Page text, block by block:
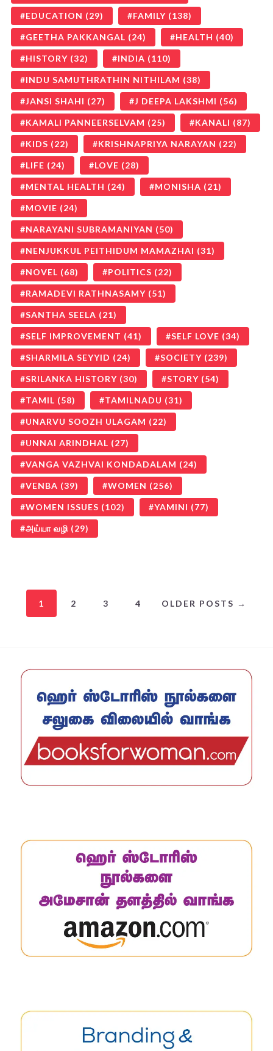
EDUCATION (29) FAMILY (138)
GEETHA PAKKANGAL (24) HEALTH (40)
HISTORY (32) INDIA (110)
INDU SAMUTHRATHIN NITHILAM (38)
JANSI SHAHI (27) J DEEPA LAKSHMI (56)
KAMALI PANNEERSELVAM (25) KANALI (87)
KIDS (22) KRISHNAPRIYA NARAYAN (22)
LIFE (24) LOVE (28)
MENTAL HEALTH (24) MONISHA (21)
MOVIE (24)
NARAYANI SUBRAMANIYAN (50)
NENJUKKUL PEITHIDUM MAMAZHAI (31)
NOVEL (68) POLITICS (22)
RAMADEVI RATHNASAMY (51)
SANTHA SEELA (21)
SELF IMPROVEMENT (41) SELF LOVE (34)
SHARMILA SEYYID (24) SOCIETY (239)
SRILANKA HISTORY (30) STORY (54)
TAMIL (58) TAMILNADU (31)
UNARVU SOOZH ULAGAM (22)
UNNAI ARINDHAL (27)
VANGA VAZHVAI KONDADALAM (24)
VENBA (39) WOMEN (256)
WOMEN ISSUES (102) YAMINI (77)
அய்யா வழி (29)
1 2 3 4 OLDER POSTS →